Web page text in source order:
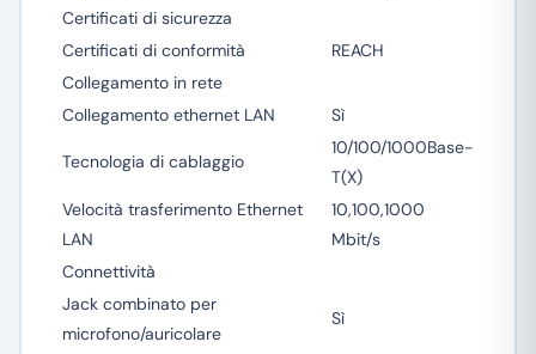
Certificati di sicurezza
Certificati di conformità
REACH
Collegamento in rete
Collegamento ethernet LAN
Sì
Tecnologia di cablaggio
10/100/1000Base-
T(X)
Velocità trasferimento Ethernet
LAN
10,100,1000
Mbit/s
Connettività
Jack combinato per
microfono/auricolare
Sì